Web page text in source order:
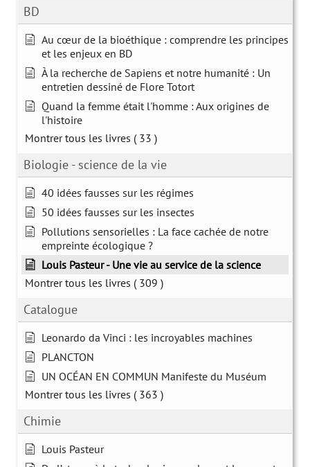
BD
Au cœur de la bioéthique : comprendre les principes
et les enjeux en BD
À la recherche de Sapiens et notre humanité : Un
entretien dessiné de Flore Totort
Quand la femme était l'homme : Aux origines de
l'histoire
Montrer tous les livres ( 33 )
Biologie - science de la vie
40 idées fausses sur les régimes
50 idées fausses sur les insectes
Pollutions sensorielles : La face cachée de notre
empreinte écologique ?
Louis Pasteur - Une vie au service de la science
Montrer tous les livres ( 309 )
Catalogue
Leonardo da Vinci : les incroyables machines
PLANCTON
UN OCÉAN EN COMMUN Manifeste du Muséum
Montrer tous les livres ( 363 )
Chimie
Louis Pasteur